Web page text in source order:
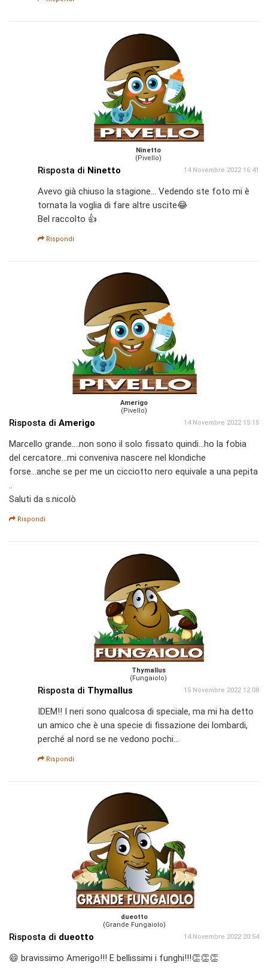
Ninetto
(Pivello)
Risposta di Ninetto 14 Novembre 2022 16:41
Avevo già chiuso la stagione... Vedendo ste foto mi è
tornata la voglia di fare altre uscite😂
Bel raccolto 👍
Rispondi
Amerigo
(Pivello)
Risposta di Amerigo 14 Novembre 2022 15:15
Marcello grande....non sono il solo fissato quindi...ho la fobia
del cercatore...mi conveniva nascere nel klondiche
forse...anche se per me un cicciotto nero equivale a una pepita
..
Saluti da s.nicolò
Rispondi
Thymallus
(Fungaiolo)
Risposta di Thymallus 15 Novembre 2022 12:08
IDEM!! I neri sono qualcosa di speciale, ma mi ha detto
un amico che è una specie di fissazione dei lombardi,
perché al nord se ne vedono pochi...
Rispondi
dueotto
(Grande Fungaiolo)
Risposta di dueotto 14 Novembre 2022 20:54
😄 bravissimo Amerigo!!! E bellissimi i funghi!!!👏👏👏